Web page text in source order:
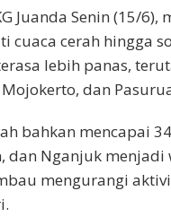
Juanda Senin (15/
cerah hingga
lebih panas,
dan
bahkan mencapai
dan Nganjuk
mengurangi